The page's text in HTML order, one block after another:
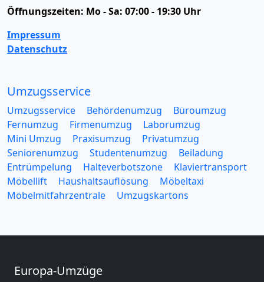
Öffnungszeiten: Mo - Sa: 07:00 - 19:30 Uhr
Impressum
Datenschutz
Umzugsservice
Umzugsservice Behördenumzug
Büroumzug
Fernumzug
Firmenumzug
Laborumzug
Mini Umzug
Praxisumzug
Privatumzug
Seniorenumzug
Studentenumzug
Beiladung
Entrümpelung
Halteverbotszone
Klaviertransport
Möbellift
Haushaltsauflösung
Möbeltaxi
Möbelmitfahrzentrale
Umzugskartons
Europa-Umzüge